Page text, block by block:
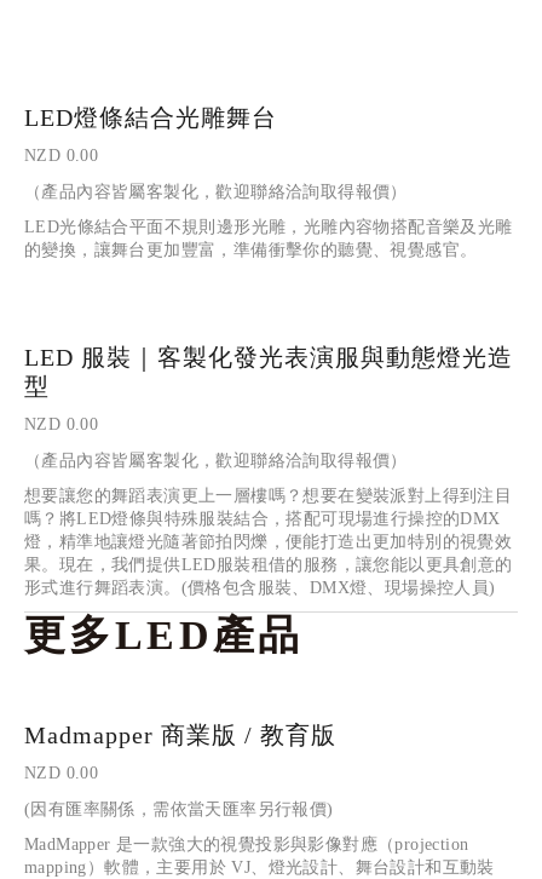
LED燈條結合光雕舞台
NZD 0.00
（產品內容皆屬客製化，歡迎聯絡洽詢取得報價）
LED光條結合平面不規則邊形光雕，光雕內容物搭配音樂及光雕
的變換，讓舞台更加豐富，準備衝擊你的聽覺、視覺感官。
LED 服裝｜客製化發光表演服與動態燈光造
型
NZD 0.00
（產品內容皆屬客製化，歡迎聯絡洽詢取得報價）
想要讓您的舞蹈表演更上一層樓嗎？想要在變裝派對上得到注目
嗎？將LED燈條與特殊服裝結合，搭配可現場進行操控的DMX
燈，精準地讓燈光隨著節拍閃爍，便能打造出更加特別的視覺效
果。現在，我們提供LED服裝租借的服務，讓您能以更具創意的
形式進行舞蹈表演。(價格包含服裝、DMX燈、現場操控人員)
更多LED產品
Madmapper 商業版 / 教育版
NZD 0.00
(因有匯率關係，需依當天匯率另行報價)
MadMapper 是一款強大的視覺投影與影像對應（projection
mapping）軟體，主要用於 VJ、燈光設計、舞台設計和互動裝